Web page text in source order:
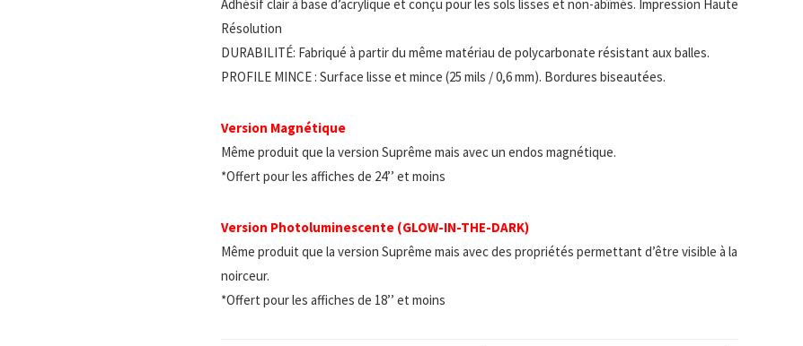
Adhésif clair à base d’acrylique et conçu pour les sols lisses et non-abîmés. Impression Haute
Résolution
DURABILITÉ: Fabriqué à partir du même matériau de polycarbonate résistant aux balles.
PROFILE MINCE : Surface lisse et mince (25 mils / 0,6 mm). Bordures biseautées.
Version Magnétique
Même produit que la version Suprême mais avec un endos magnétique.
*Offert pour les affiches de 24’’ et moins
Version Photoluminescente (GLOW-IN-THE-DARK)
Même produit que la version Suprême mais avec des propriétés permettant d’être visible à la
noirceur.
*Offert pour les affiches de 18’’ et moins